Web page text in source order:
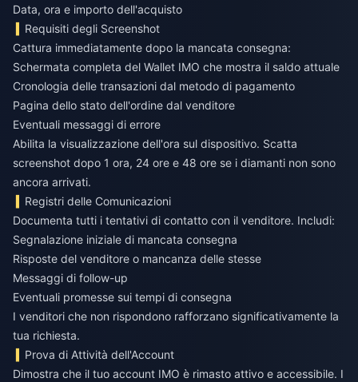
Data, ora e importo dell'acquisto
Requisiti degli Screenshot
Cattura immediatamente dopo la mancata consegna:
Schermata completa del Wallet IMO che mostra il saldo attuale
Cronologia delle transazioni dal metodo di pagamento
Pagina dello stato dell'ordine dal venditore
Eventuali messaggi di errore
Abilita la visualizzazione dell'ora sul dispositivo. Scatta
screenshot dopo 1 ora, 24 ore e 48 ore se i diamanti non sono
ancora arrivati.
Registri delle Comunicazioni
Documenta tutti i tentativi di contatto con il venditore. Includi:
Segnalazione iniziale di mancata consegna
Risposte del venditore o mancanza delle stesse
Messaggi di follow-up
Eventuali promesse sui tempi di consegna
I venditori che non rispondono rafforzano significativamente la
tua richiesta.
Prova di Attività dell'Account
Dimostra che il tuo account IMO è rimasto attivo e accessibile. I